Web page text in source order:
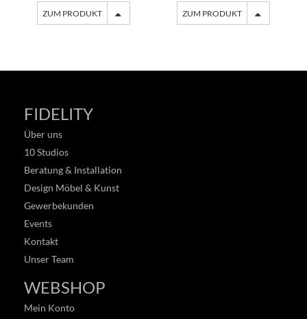
ZUM PRODUKT ZUM PRODUKT
FIDELITY
Über uns
10 Studios
Beratung & Installation
Design Möbel & Kunst
Gewerbekunden
Events
Kontakt
Unser Team
WEBSHOP
Mein Konto